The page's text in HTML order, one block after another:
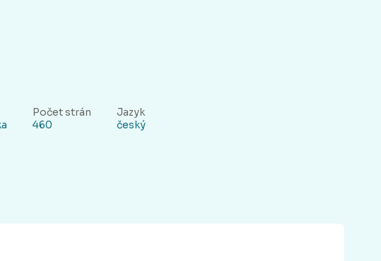
Počet strán
460
Jazyk
český